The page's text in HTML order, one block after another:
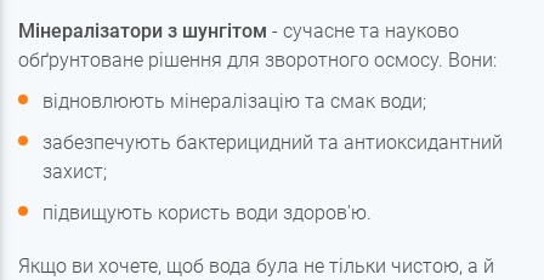
Мінералізатори з шунгітом - сучасне та науково
обґрунтоване рішення для зворотного осмосу. Вони:
відновлюють мінералізацію та смак води;
забезпечують бактерицидний та антиоксидантний
захист;
підвищують користь води здоров'ю.
Якщо ви хочете, щоб вода була не тільки чистою, а й